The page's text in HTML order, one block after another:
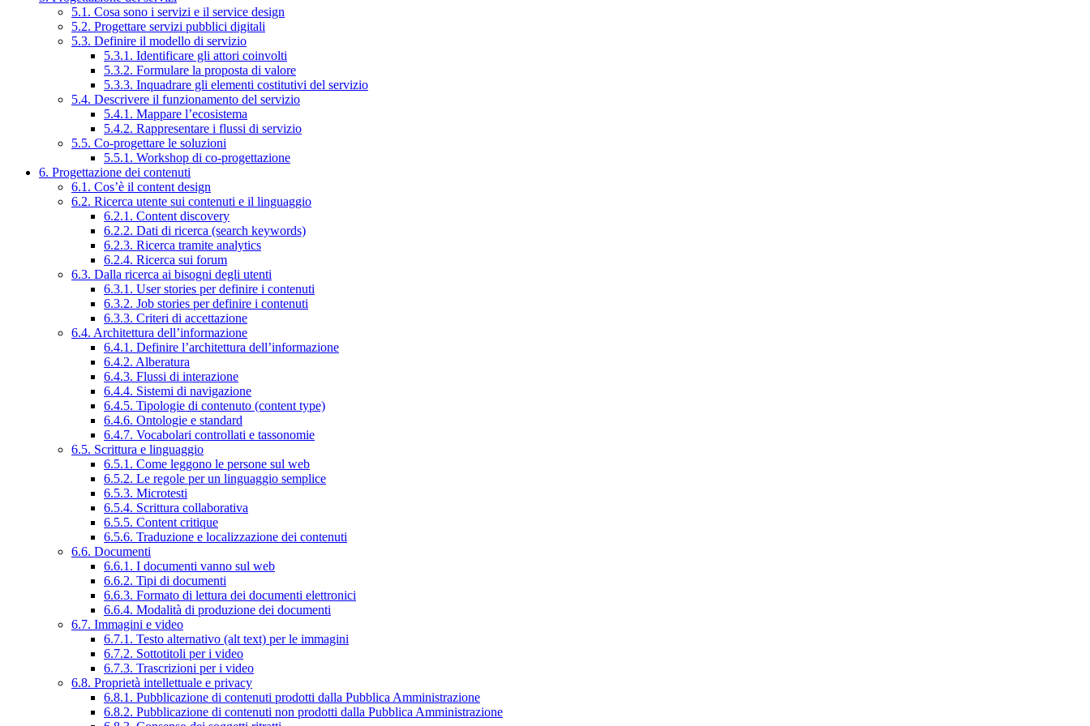
5.1. Cosa sono i servizi e il service design
5.2. Progettare servizi pubblici digitali
5.3. Definire il modello di servizio
5.3.1. Identificare gli attori coinvolti
5.3.2. Formulare la proposta di valore
5.3.3. Inquadrare gli elementi costitutivi del servizio
5.4. Descrivere il funzionamento del servizio
5.4.1. Mappare l’ecosistema
5.4.2. Rappresentare i flussi di servizio
5.5. Co-progettare le soluzioni
5.5.1. Workshop di co-progettazione
6. Progettazione dei contenuti
6.1. Cos’è il content design
6.2. Ricerca utente sui contenuti e il linguaggio
6.2.1. Content discovery
6.2.2. Dati di ricerca (search keywords)
6.2.3. Ricerca tramite analytics
6.2.4. Ricerca sui forum
6.3. Dalla ricerca ai bisogni degli utenti
6.3.1. User stories per definire i contenuti
6.3.2. Job stories per definire i contenuti
6.3.3. Criteri di accettazione
6.4. Architettura dell’informazione
6.4.1. Definire l’architettura dell’informazione
6.4.2. Alberatura
6.4.3. Flussi di interazione
6.4.4. Sistemi di navigazione
6.4.5. Tipologie di contenuto (content type)
6.4.6. Ontologie e standard
6.4.7. Vocabolari controllati e tassonomie
6.5. Scrittura e linguaggio
6.5.1. Come leggono le persone sul web
6.5.2. Le regole per un linguaggio semplice
6.5.3. Microtesti
6.5.4. Scrittura collaborativa
6.5.5. Content critique
6.5.6. Traduzione e localizzazione dei contenuti
6.6. Documenti
6.6.1. I documenti vanno sul web
6.6.2. Tipi di documenti
6.6.3. Formato di lettura dei documenti elettronici
6.6.4. Modalità di produzione dei documenti
6.7. Immagini e video
6.7.1. Testo alternativo (alt text) per le immagini
6.7.2. Sottotitoli per i video
6.7.3. Trascrizioni per i video
6.8. Proprietà intellettuale e privacy
6.8.1. Pubblicazione di contenuti prodotti dalla Pubblica Amministrazione
6.8.2. Pubblicazione di contenuti non prodotti dalla Pubblica Amministrazione